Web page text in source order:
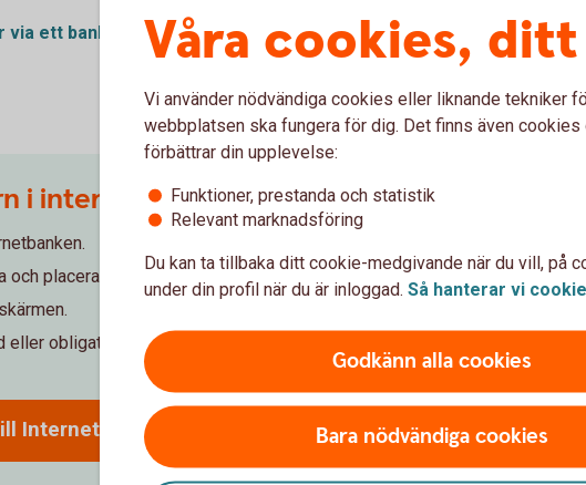
via ett bankkontor
i internetbanken
och placera.
eller obligationsfond i sökfältet.
Internetbanken
Klicka på 3
Skriv
Våra cookies, ditt
Vi använder nödvändiga cookies eller liknande tekniker
webbplatsen ska fungera för dig. Det finns även cookies
förbättrar din upplevelse:
Funktioner, prestanda och statistik
Relevant marknadsföring
Du kan ta tillbaka ditt cookie-medgivande när du vill, på
under din profil när du är inloggad. Så hanterar vi
Godkänn alla cookies
Bara nödvändiga cookies